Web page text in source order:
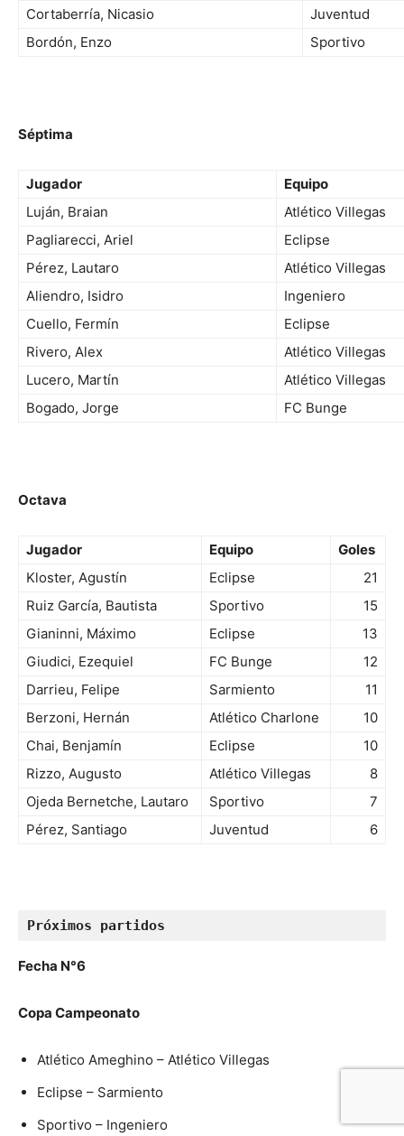
Cortaberría, Nicasio
Juventud
Bordón, Enzo
Sportivo
Séptima
Jugador
Equipo
Luján, Braian
Atlético Villegas
Pagliarecci, Ariel
Eclipse
Pérez, Lautaro
Atlético Villegas
Aliendro, Isidro
Ingeniero
Cuello, Fermín
Eclipse
Rivero, Alex
Atlético Villegas
Lucero, Martín
Atlético Villegas
Bogado, Jorge
FC Bunge
Octava
Jugador Equipo
Goles
Kloster, Agustín
Eclipse
21
Ruiz García, Bautista
Sportivo
15
Gianinni, Máximo
Eclipse
13
Giudici, Ezequiel
FC Bunge
12
Darrieu, Felipe
Sarmiento
11
Berzoni, Hernán
Atlético Charlone
10
Chai, Benjamín
Eclipse
10
Rizzo, Augusto
Atlético Villegas
8
Ojeda Bernetche, Lautaro
Sportivo
7
Pérez, Santiago
Juventud 6
Próximos partidos
Fecha N°6
Copa Campeonato
Atlético Ameghino – Atlético Villegas
Eclipse – Sarmiento
Sportivo – Ingeniero